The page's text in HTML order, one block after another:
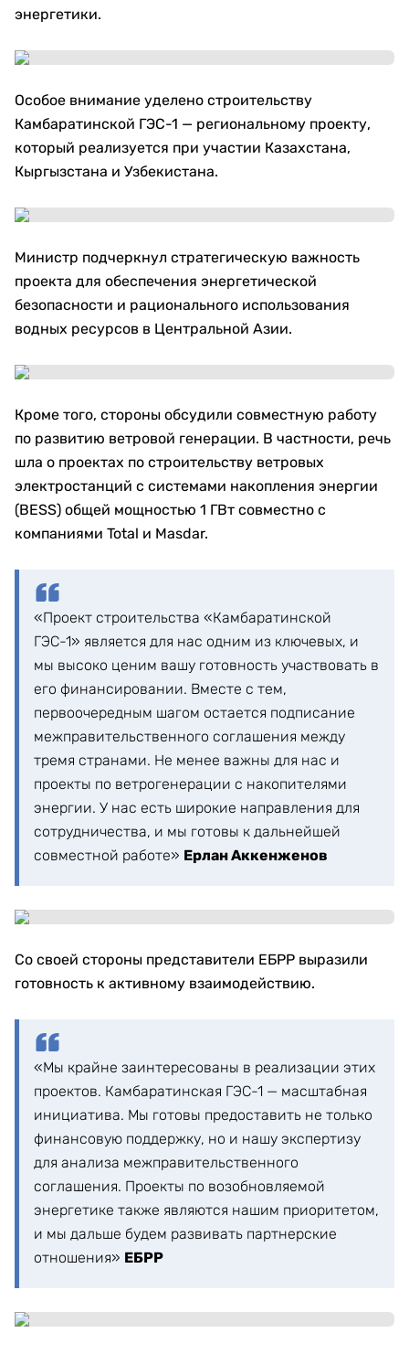
энергетики.
Особое внимание уделено строительству
Камбаратинской ГЭС-1 — региональному проекту,
который реализуется при участии Казахстана,
Кыргызстана и Узбекистана.
Министр подчеркнул стратегическую важность
проекта для обеспечения энергетической
безопасности и рационального использования
водных ресурсов в Центральной Азии.
Кроме того, стороны обсудили совместную работу
по развитию ветровой генерации. В частности, речь
шла о проектах по строительству ветровых
электростанций с системами накопления энергии
(BESS) общей мощностью 1 ГВт совместно с
компаниями Total и Masdar.
«Проект строительства «Камбаратинской
ГЭС-1» является для нас одним из ключевых, и
мы высоко ценим вашу готовность участвовать в
его финансировании. Вместе с тем,
первоочередным шагом остается подписание
межправительственного соглашения между
тремя странами. Не менее важны для нас и
проекты по ветрогенерации с накопителями
энергии. У нас есть широкие направления для
сотрудничества, и мы готовы к дальнейшей
совместной работе» Ерлан Аккенженов
Со своей стороны представители ЕБРР выразили
готовность к активному взаимодействию.
«Мы крайне заинтересованы в реализации этих
проектов. Камбаратинская ГЭС-1 — масштабная
инициатива. Мы готовы предоставить не только
финансовую поддержку, но и нашу экспертизу
для анализа межправительственного
соглашения. Проекты по возобновляемой
энергетике также являются нашим приоритетом,
и мы дальше будем развивать партнерские
отношения» ЕБРР